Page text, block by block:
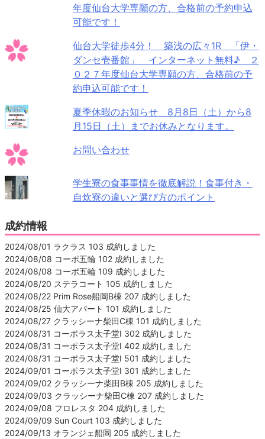
年度仙台大学専願の方、合格前の予約申込
可能です！
仙台大学徒歩4分！ 築浅の広々1R 「伊・
ダンセ壱番館」 インターネット無料♪ ２
０２７年度仙台大学専願の方、合格前の予
約申込可能です！
夏季休暇のお知らせ 8月8日（土）から8
月15日（土）までお休みとなります。
お問い合わせ
学生寮の食事事情を徹底解説！食事付き・
自炊寮の違いと選び方のポイント
成約情報
2024/08/01 ラクラス 103 成約しました
2024/08/08 コーポ五輪 102 成約しました
2024/08/08 コーポ五輪 109 成約しました
2024/08/20 ステラコート 105 成約しました
2024/08/22 Prim Rose船岡B棟 207 成約しました
2024/08/25 仙大アパート 101 成約しました
2024/08/27 クラッシーナ柴田C棟 101 成約しました
2024/08/31 コーポラス太子堂Ⅰ 302 成約しました
2024/08/31 コーポラス太子堂Ⅰ 402 成約しました
2024/08/31 コーポラス太子堂Ⅰ 501 成約しました
2024/09/01 コーポラス太子堂Ⅰ 301 成約しました
2024/09/02 クラッシーナ柴田B棟 205 成約しました
2024/09/03 クラッシーナ柴田C棟 207 成約しました
2024/09/08 フロレスタ 204 成約しました
2024/09/09 Sun Court 103 成約しました
2024/09/13 オランジェ船岡 205 成約しました